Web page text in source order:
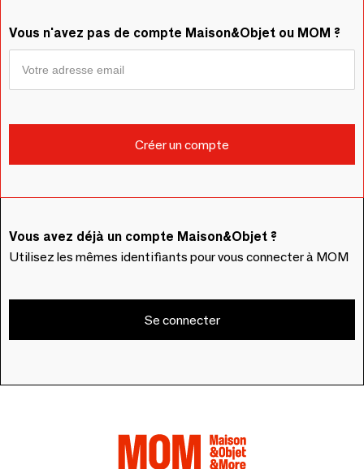
Vous n'avez pas de compte Maison&Objet ou MOM ?
Vous avez déjà un compte Maison&Objet ?
Utilisez les mêmes identifiants pour vous connecter à MOM
Se connecter